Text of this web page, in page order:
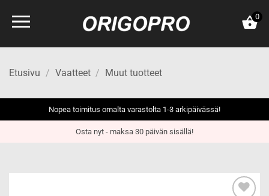
0
Etusivu / Vaatteet / Muut tuotteet
Nopea toimitus omalta varastolta 1-3 arkipäivässä!
Osta nyt - maksa 30 päivän sisällä!